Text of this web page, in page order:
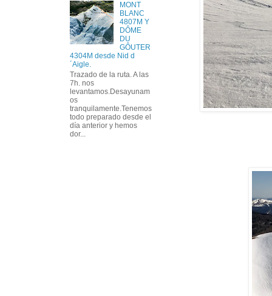
MONT
BLANC
4807M Y
DÔME
DU
GÔUTER
4304M desde Nid d
´Aigle.
Trazado de la ruta. A las
7h. nos
levantamos.Desayunam
os
tranquilamente.Tenemos
todo preparado desde el
día anterior y hemos
dor...